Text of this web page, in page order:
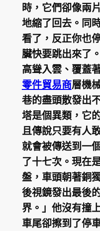
時，它們卻像兩
地縮了回去。同
看了，反正你也
臟快要跳出來了
高聳入雲、覆蓋
零件貿易商層機
巷的盡頭散發出
塔是個異類，它
且傳說只要有人
就會被傳送到一
了十七次。現在
盤，車頭朝著銅
後視鏡發出最後
界。」他沒有撞
車尾卻擦到了停